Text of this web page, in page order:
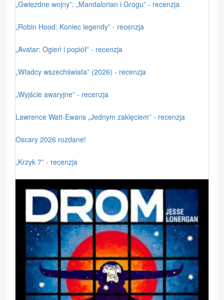
„Gwiezdne wojny”: „Mandalorian i Grogu” - recenzja
„Robin Hood: Koniec legendy” - recenzja
„Avatar: Ogień i popiół” - recenzja
„Władcy wszechświata” (2026) - recenzja
„Wyjście awaryjne” - recenzja
Lawrence Watt-Ewans „Jednym zaklęciem” - recenzja
Oscary 2026 rozdane!
„Krzyk 7” - recenzja